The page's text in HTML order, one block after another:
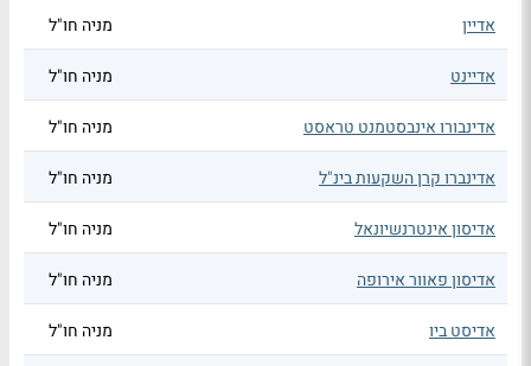
אדיין מניה חו"ל
אדיינט מניה חו"ל
אדינבורו אינבסטמנט טראסט מניה חו"ל
אדינברו קרן השקעות בינ"ל מניה חו"ל
אדיסון אינטרנשיונאל מניה חו"ל
אדיסון פאוור אירופה מניה חו"ל
אדיסט ביו מניה חו"ל